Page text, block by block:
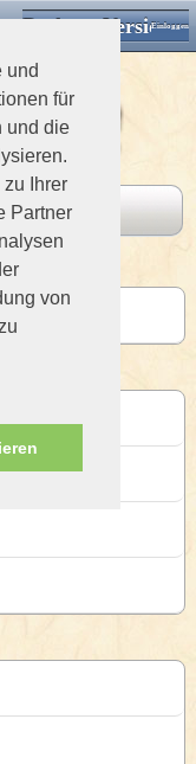
und
für
und die
Ihrer
Partner
von
Desktop VersionEinloggen
Beiträge